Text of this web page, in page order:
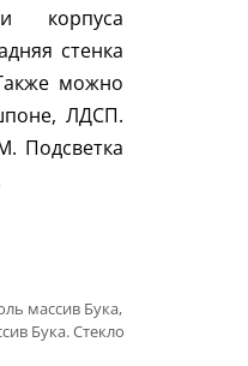
корпуса
стенка
можно
ЛДСП.
. Подсветка
массив Бука,
Бука. Стекло